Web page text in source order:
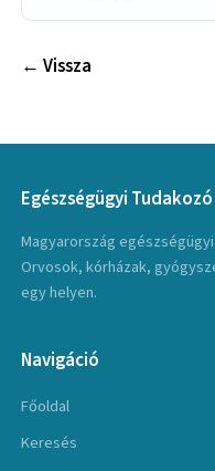
← Vissza
Egészségügyi Tudakozó
Magyarország
Orvosok, kórházak,
egy helyen.
Navigáció
Főoldal
Keresés